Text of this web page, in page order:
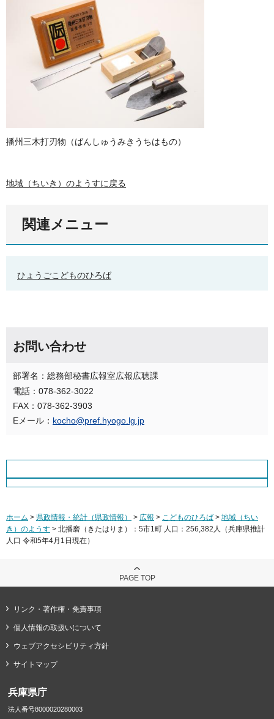
播州三木打刃物（ばんしゅうみきうちはもの）
地域（ちいき）のようすに戻る
関連メニュー
ひょうごこどものひろば
お問い合わせ
部署名：総務部秘書広報室広報広聴課
電話：078-362-3022
FAX：078-362-3903
Eメール： kocho@pref.hyogo.lg.jp
ホーム > 県政情報・統計（県政情報） > 広報 > こどものひろば > 地域（ちい
き）のようす > 北播磨（きたはりま）：5市1町 人口：256,382人（兵庫県推計
人口 令和5年4月1日現在）
PAGE TOP
リンク・著作権・免責事項
個人情報の取扱いについて
ウェブアクセシビリティ方針
サイトマップ
兵庫県庁
法人番号8000020280003